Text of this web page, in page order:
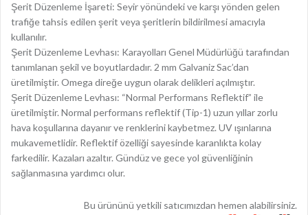
Şerit Düzenleme İşareti: Seyir yönündeki ve karşı yönden gelen
trafiğe tahsis edilen şerit veya şeritlerin bildirilmesi amacıyla
kullanılır.
Şerit Düzenleme Levhası: Karayolları Genel Müdürlüğü tarafından
tanımlanan şekil ve boyutlardadır. 2 mm Galvaniz Sac’dan
üretilmiştir. Omega direğe uygun olarak delikleri açılmıştır.
Şerit Düzenleme Levhası: “Normal Performans Reflektif” ile
üretilmiştir. Normal performans reflektif (Tip-1) uzun yıllar zorlu
hava koşullarına dayanır ve renklerini kaybetmez. UV ışınlarına
mukavemetlidir. Reflektif özelliği sayesinde karanlıkta kolay
farkedilir. Kazaları azaltır. Gündüz ve gece yol güvenliğinin
sağlanmasına yardımcı olur.
Bu ürününü yetkili satıcımızdan hemen alabilirsiniz.